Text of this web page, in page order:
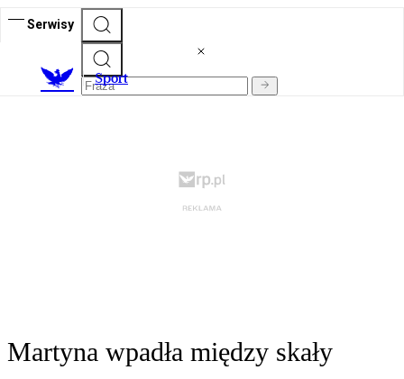
Serwisy
Sport
Martyna wpadła między skały